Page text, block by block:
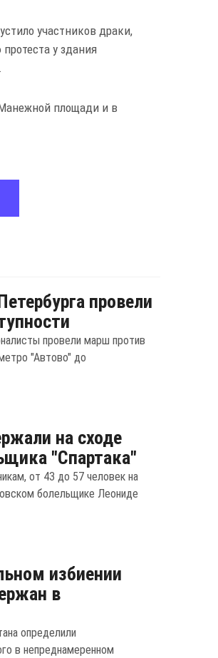
участников драки,
у здания
площади и в
провели
провели марш против
"Автово" до
на сходе
"Спартака"
от 43 до 57 человек на
болельщике Леониде
избиении
в
определили
в непреднамеренном